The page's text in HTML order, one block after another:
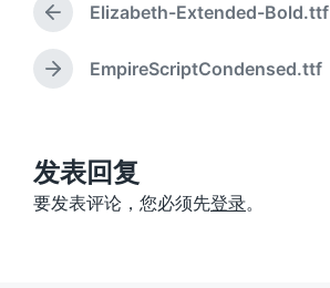
上
篇
文
章
Elizabeth-Extended-Bold.ttf
下
：
EmpireScriptCondensed.ttf
发表回复
要发表评论，您必须先登录。